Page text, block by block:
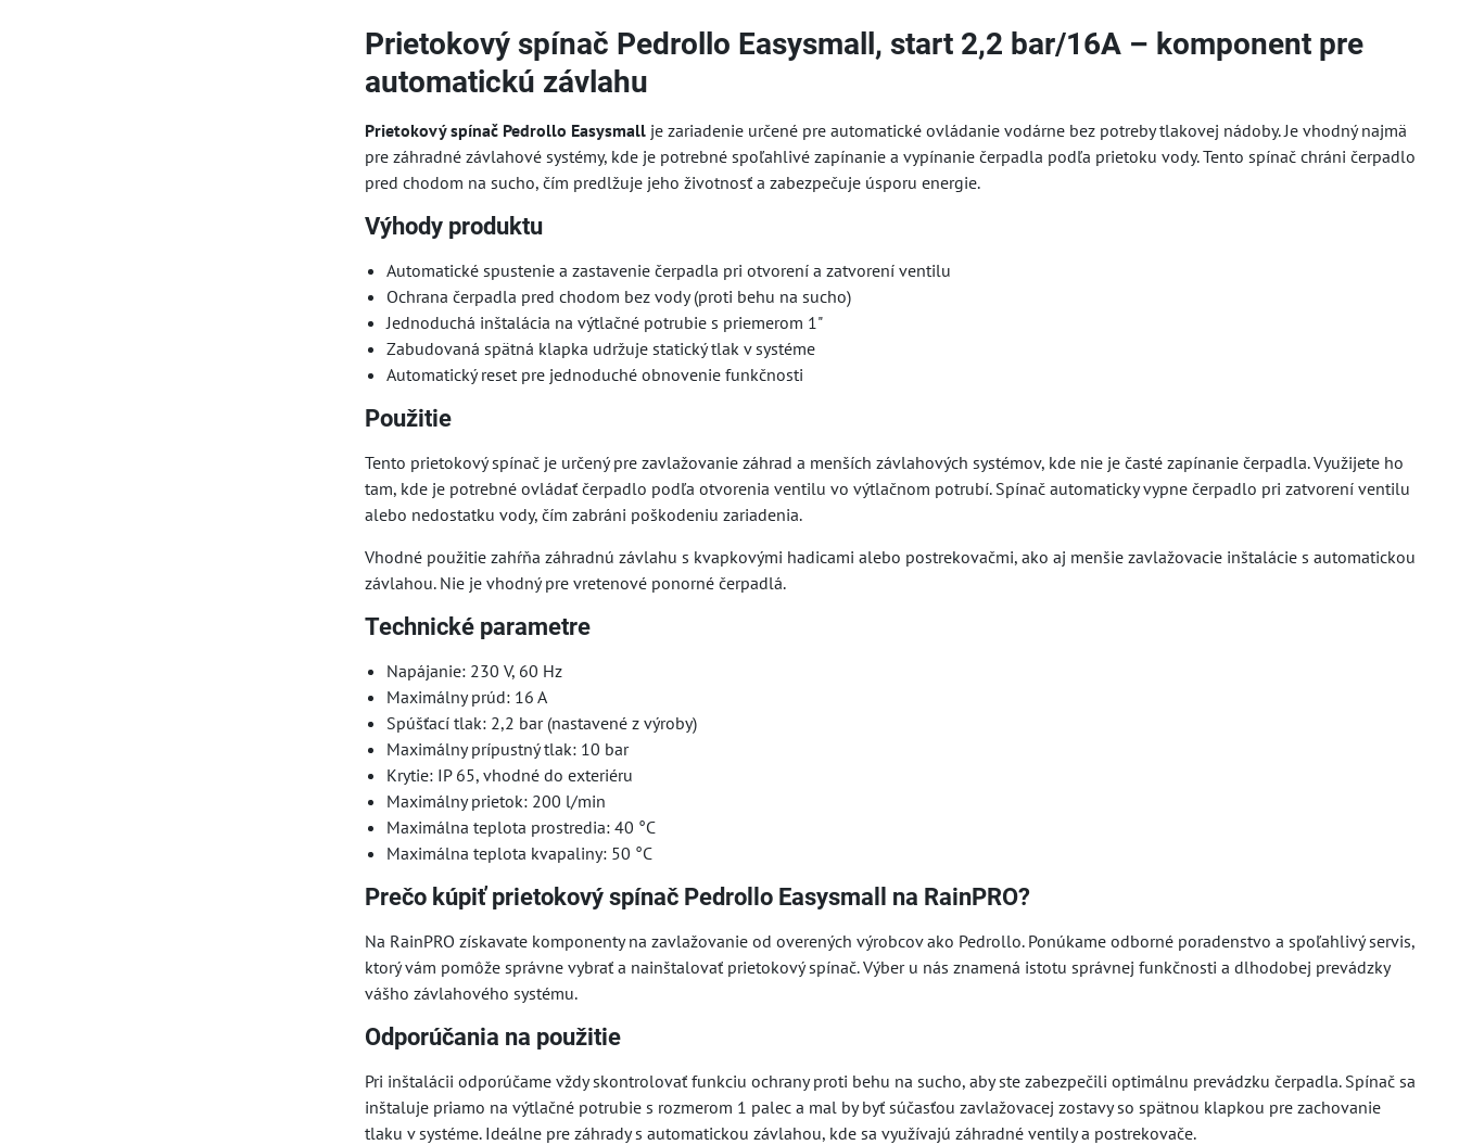
Prietokový spínač Pedrollo Easysmall, start 2,2 bar/16A – komponent pre
automatickú závlahu
Prietokový spínač Pedrollo Easysmall je zariadenie určené pre automatické ovládanie vodárne bez potreby tlakovej nádoby. Je vhodný najmä
pre záhradné závlahové systémy, kde je potrebné spoľahlivé zapínanie a vypínanie čerpadla podľa prietoku vody. Tento spínač chráni čerpadlo
pred chodom na sucho, čím predlžuje jeho životnosť a zabezpečuje úsporu energie.
Výhody produktu
Automatické spustenie a zastavenie čerpadla pri otvorení a zatvorení ventilu
Ochrana čerpadla pred chodom bez vody (proti behu na sucho)
Jednoduchá inštalácia na výtlačné potrubie s priemerom 1"
Zabudovaná spätná klapka udržuje statický tlak v systéme
Automatický reset pre jednoduché obnovenie funkčnosti
Použitie
Tento prietokový spínač je určený pre zavlažovanie záhrad a menších závlahových systémov, kde nie je časté zapínanie čerpadla. Využijete ho
tam, kde je potrebné ovládať čerpadlo podľa otvorenia ventilu vo výtlačnom potrubí. Spínač automaticky vypne čerpadlo pri zatvorení ventilu
alebo nedostatku vody, čím zabráni poškodeniu zariadenia.
Vhodné použitie zahŕňa záhradnú závlahu s kvapkovými hadicami alebo postrekovačmi, ako aj menšie zavlažovacie inštalácie s automatickou
závlahou. Nie je vhodný pre vretenové ponorné čerpadlá.
Technické parametre
Napájanie: 230 V, 60 Hz
Maximálny prúd: 16 A
Spúšťací tlak: 2,2 bar (nastavené z výroby)
Maximálny prípustný tlak: 10 bar
Krytie: IP 65, vhodné do exteriéru
Maximálny prietok: 200 l/min
Maximálna teplota prostredia: 40 °C
Maximálna teplota kvapaliny: 50 °C
Prečo kúpiť prietokový spínač Pedrollo Easysmall na RainPRO?
Na RainPRO získavate komponenty na zavlažovanie od overených výrobcov ako Pedrollo. Ponúkame odborné poradenstvo a spoľahlivý servis,
ktorý vám pomôže správne vybrať a nainštalovať prietokový spínač. Výber u nás znamená istotu správnej funkčnosti a dlhodobej prevádzky
vášho závlahového systému.
Odporúčania na použitie
Pri inštalácii odporúčame vždy skontrolovať funkciu ochrany proti behu na sucho, aby ste zabezpečili optimálnu prevádzku čerpadla. Spínač sa
inštaluje priamo na výtlačné potrubie s rozmerom 1 palec a mal by byť súčasťou zavlažovacej zostavy so spätnou klapkou pre zachovanie
tlaku v systéme. Ideálne pre záhrady s automatickou závlahou, kde sa využívajú záhradné ventily a postrekovače.